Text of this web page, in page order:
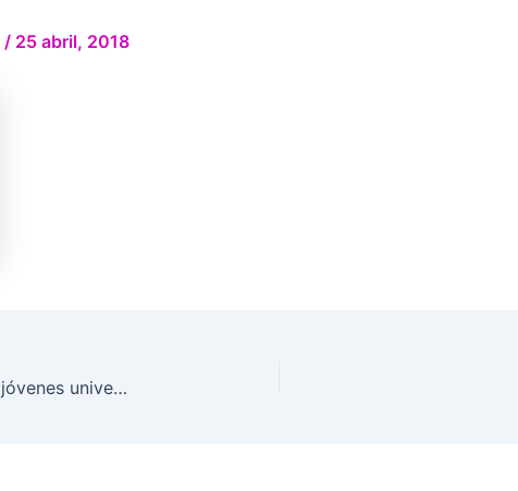
/ 25 abril, 2018
Realiza INE Coahuila Debate del Debate con jóvenes universitarios